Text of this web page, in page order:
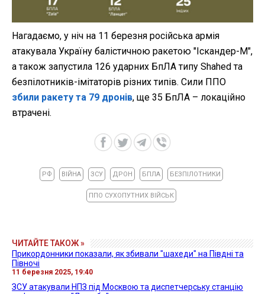
Нагадаємо, у ніч на 11 березня російська армія
атакувала Україну балістичною ракетою "Іскандер-М",
а також запустила 126 ударних БпЛА типу Shahed та
безпілотників-імітаторів різних типів. Сили ППО
збили ракету та 79 дронів, ще 35 БпЛА – локаційно
втрачені.
РФ ВІЙНА ЗСУ ДРОН БПЛА БЕЗПІЛОТНИКИ
ППО СУХОПУТНИХ ВІЙСЬК
ЧИТАЙТЕ ТАКОЖ »
Прикордонники показали, як збивали "шахеди" на Півдні та
Півночі
11 березня 2025, 19:40
ЗСУ атакували НПЗ під Москвою та диспетчерську станцію